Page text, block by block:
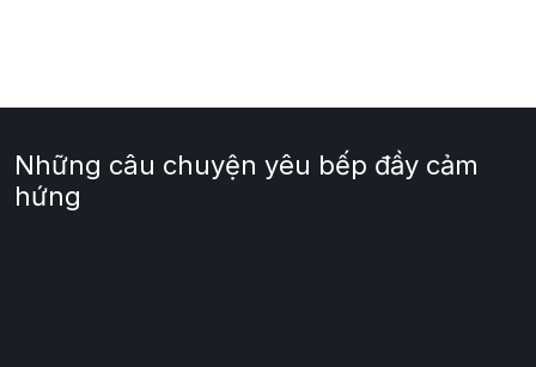
Những câu chuyện yêu bếp đầy cảm
hứng